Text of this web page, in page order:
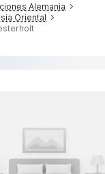
Alemania
Oriental